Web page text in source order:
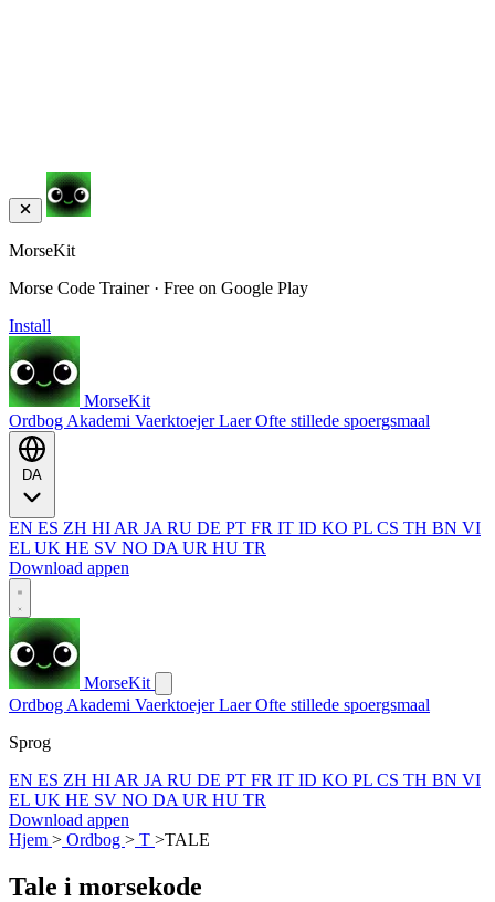
MorseKit
Morse Code Trainer · Free on Google Play
Install
MorseKit
Ordbog Akademi VaerktoejerLaerOfte stillede spoergsmaal
EN ES ZH HI AR JA RU DE PT FR IT ID KO PL CS TH BN VI
EL UK HE SV NO DA UR HU TR
Download appen
MorseKit
Ordbog Akademi VaerktoejerLaerOfte stillede spoergsmaal
Sprog
EN ES ZH HI AR JA RU DE PT FR IT ID KO PL CS TH BN VI
EL UK HE SV NO DA UR HU TR
Download appen
Hjem > Ordbog > T >TALE
Tale i morsekode